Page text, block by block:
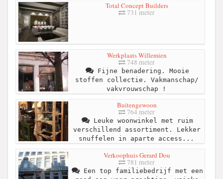
Total Concept Builders
731 meter
Werkplaats Willemien
748 meter
Fijne benadering. Mooie
stoffen collectie. Vakmanschap/
vakvrouwschap !
Buitengewoon
764 meter
Leuke woonwinkel met ruim
verschillend assortiment. Lekker
snuffelen in aparte access...
Verkoophuis Gerard Dou
781 meter
Een top familiebedrijf met een